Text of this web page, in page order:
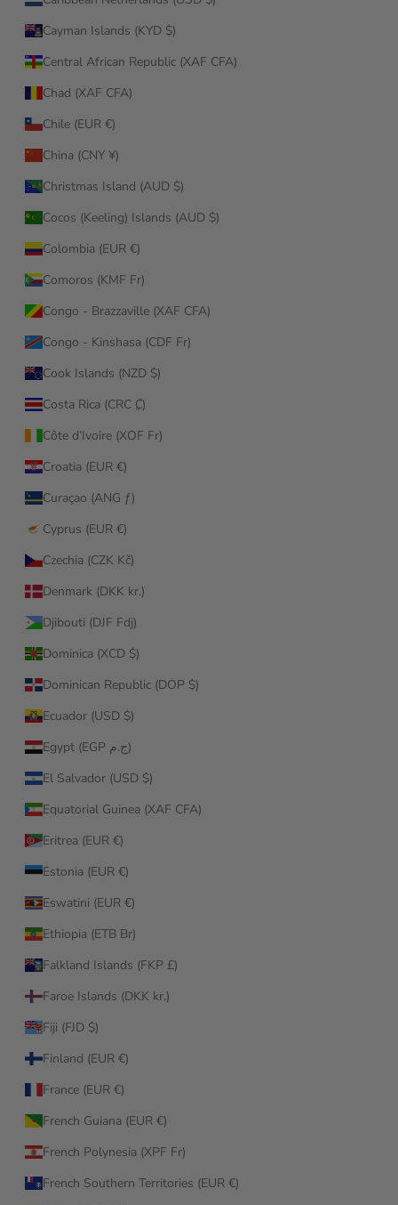
Cayman Islands (KYD $)
Central African Republic (XAF CFA)
Chad (XAF CFA)
Chile (EUR €)
China (CNY ¥)
Christmas Island (AUD $)
Cocos (Keeling) Islands (AUD $)
Colombia (EUR €)
Comoros (KMF Fr)
Congo - Brazzaville (XAF CFA)
Congo - Kinshasa (CDF Fr)
Cook Islands (NZD $)
Costa Rica (CRC ₡)
Côte d’Ivoire (XOF Fr)
Croatia (EUR €)
Curaçao (ANG ƒ)
Cyprus (EUR €)
Czechia (CZK Kč)
Denmark (DKK kr.)
Djibouti (DJF Fdj)
Dominica (XCD $)
Dominican Republic (DOP $)
Ecuador (USD $)
Egypt (EGP ج.م)
El Salvador (USD $)
Equatorial Guinea (XAF CFA)
Eritrea (EUR €)
Estonia (EUR €)
Eswatini (EUR €)
Ethiopia (ETB Br)
Falkland Islands (FKP £)
Faroe Islands (DKK kr.)
Fiji (FJD $)
Finland (EUR €)
France (EUR €)
French Guiana (EUR €)
French Polynesia (XPF Fr)
French Southern Territories (EUR €)